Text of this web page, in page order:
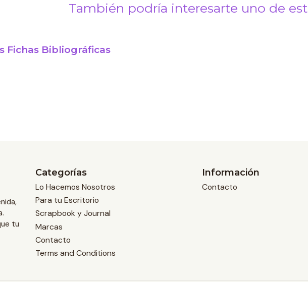
También podría interesarte uno de
Fichas Bibliográficas
tu
Categorías
Lo Hacemos Nosotros
Para tu Escritorio
Scrapbook y Journal
Marcas
Contacto
Terms and Conditions
Información
Contacto